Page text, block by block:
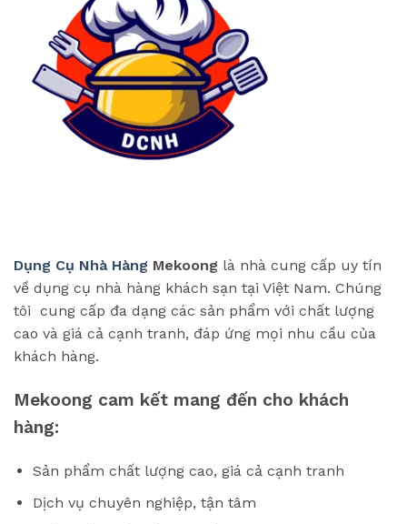
Dụng Cụ Nhà Hàng Mekoong là nhà cung cấp uy tín
về dụng cụ nhà hàng khách sạn tại Việt Nam. Chúng
tôi cung cấp đa dạng các sản phẩm với chất lượng
cao và giá cả cạnh tranh, đáp ứng mọi nhu cầu của
khách hàng.
Mekoong cam kết mang đến cho khách
hàng:
Sản phẩm chất lượng cao, giá cả cạnh tranh
Dịch vụ chuyên nghiệp, tận tâm